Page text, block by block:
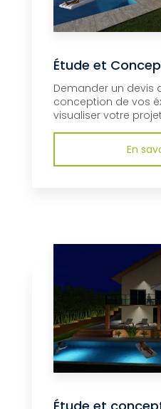
Étude et
Demander un devis
conception de vos
visualiser votre
En